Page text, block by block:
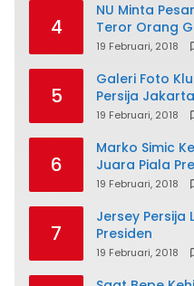
4
NU Minta
Teror Orang
19 Februari, 2018
5
Galeri Foto
Persija Jakarta
19 Februari, 2018
6
Marko Simic
Juara Piala
19 Februari, 2018
7
Jersey Persija
Presiden
19 Februari, 2018